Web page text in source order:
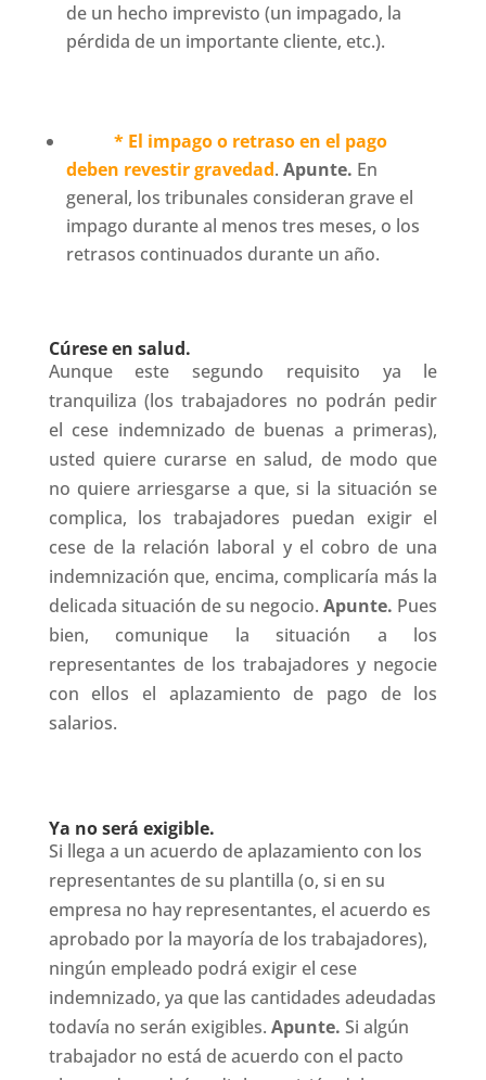
de un hecho imprevisto (un impagado, la
pérdida de un importante cliente, etc.).
* El impago o retraso en el pago
deben revestir gravedad. Apunte. En
general, los tribunales consideran grave el
impago durante al menos tres meses, o los
retrasos continuados durante un año.
Cúrese en salud.
Aunque este segundo requisito ya le
tranquiliza (los trabajadores no podrán pedir
el cese indemnizado de buenas a primeras),
usted quiere curarse en salud, de modo que
no quiere arriesgarse a que, si la situación se
complica, los trabajadores puedan exigir el
cese de la relación laboral y el cobro de una
indemnización que, encima, complicaría más la
delicada situación de su negocio.Apunte. Pues
bien, comunique la situación a los
representantes de los trabajadores y negocie
con ellos el aplazamiento de pago de los
salarios.
Ya no será exigible.
Si llega a un acuerdo de aplazamiento con los
representantes de su plantilla (o, si en su
empresa no hay representantes, el acuerdo es
aprobado por la mayoría de los trabajadores),
ningún empleado podrá exigir el cese
indemnizado, ya que las cantidades adeudadas
todavía no serán exigibles. Apunte. Si algún
trabajador no está de acuerdo con el pacto